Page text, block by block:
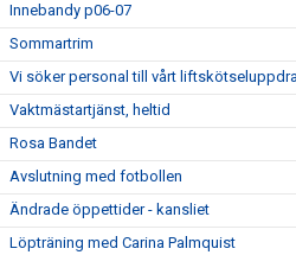
Innebandy p06-07
Sommartrim
Vi söker personal till vårt
Vaktmästartjänst, heltid
Rosa Bandet
Avslutning med fotbollen
Ändrade öppettider - kansliet
Löpträning med Carina Palmquist